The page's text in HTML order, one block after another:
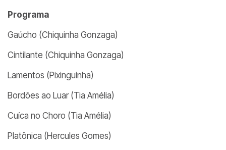
Programa
Gaúcho (Chiquinha Gonzaga)
Cintilante (Chiquinha Gonzaga)
Lamentos (Pixinguinha)
Bordões ao Luar (Tia Amélia)
Cuíca no Choro (Tia Amélia)
Platônica (Hercules Gomes)